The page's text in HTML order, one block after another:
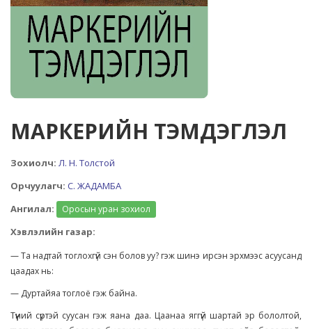
МАРКЕРИЙН ТЭМДЭГЛЭЛ
Зохиолч: Л. Н. Толстой
Орчуулагч: С. ЖАДАМБА
Ангилал:
Оросын уран зохиол
Хэвлэлийн газар:
— Та надтай тоглохгүй сэн болов уу? гэж шинэ ирсэн эрхмээс асуусанд
цаадах нь:
— Дуртайяа тоглоё гэж байна.
Түүний сүртэй суусан гэж яана даа. Цаанаа яггүй шартай эр бололтой,